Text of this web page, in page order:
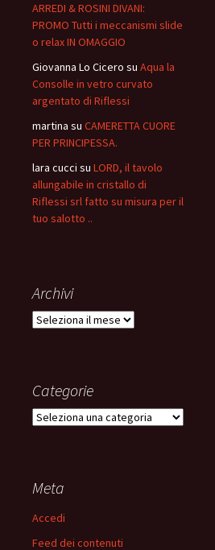
ARREDI & ROSINI DIVANI:
PROMO Tutti i meccanismi slide
o relax IN OMAGGIO
Giovanna Lo Cicero su Aqua la
Consolle in vetro curvato
argentato di Riflessi
martina su CAMERETTA CUORE
PER PRINCIPESSA.
lara cucci su LORD, il tavolo
allungabile in cristallo di
Riflessi srl fatto su misura per il
tuo salotto ..
Archivi
Archivi
Categorie
Categorie
Meta
Accedi
Feed dei contenuti